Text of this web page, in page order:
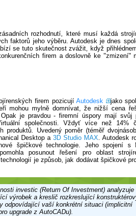
rozhodnutí, které musí každá
faktorů jeho výběru. Autodesk je dnes
se tuto skutečnost zvážit, když
firem a doslovně ke "zmizení"
firem pozicujíAutodesk
jako
mohou mylně domnívat, že nižší cena
je pravdou - firemní úspory mají svůj
společnosti. Vždyť více než 14%
Uvedený poměr (téměř
Desktop a 3D Studio MAX . Autodesk
špičkové technologie. Jeho spojení s
posunout řešení pro oblast
je způsob, jak dodávat špičkové
investic (Return Of Investment) analyzuje
výrobek a kreslič rozkreslující
odpovídající vaší konkrétní situaci (implicitní
upgrade z AutoCADu).